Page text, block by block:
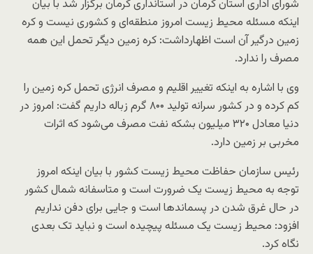
شورای اداری استان کرمان در استانداری کرمان برگزار شد با بیان
اینکه مسئله محیط زیست امروز منطقه‌ای و کشوری نیست و کره
زمین درگیر آن است اظهارداشت: کره زمین دیگر تحمل این همه
مصرف را ندارد.
وی با اشاره به اینکه تغییر اقلیم و مصرف انرژی تحمل کره زمین را
کم کرده و در کشور سرانه تولید ۸۰۰ گرم زباله داریم گفت: امروز در
دنیا معادل ۳۲۰ میلیون بشکه نفت مصرف می‌شود که اثرات
مخربی بر زمین دارد.
رئیس سازمان حفاظت محیط زیست کشور با بیان اینکه امروز
توجه به محیط زیست یک ضرورت است و متاسفانه شمال کشور
در حال غرق شدن در پسماندها است و جایی برای دفن نداریم
افزود: محیط زیست یک مسئله پیچیده است و نباید تک بعدی
نگاه کرد.